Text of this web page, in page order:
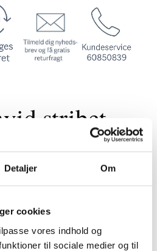
Detaljer Om
cookies
vores indhold og
til sociale medier og til
stribet
fra Marta